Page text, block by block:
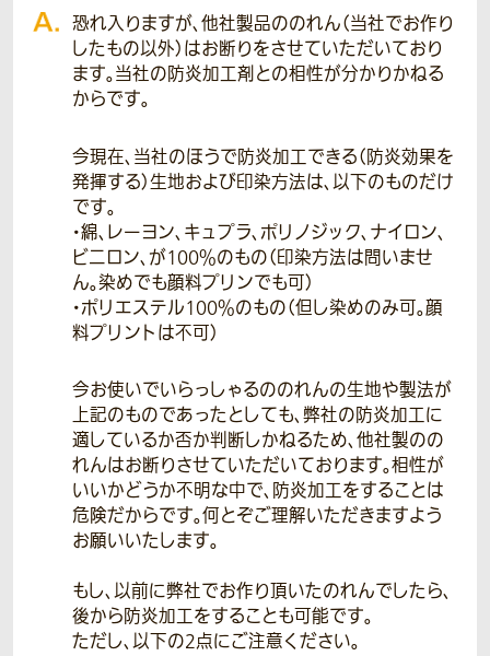
恐れ入りますが、他社製品ののれん（当社でお作り
したもの以外）はお断りをさせていただいており
ます。当社の防炎加工剤との相性が分かりかねる
からです。
今現在、当社のほうで防炎加工できる（防炎効果を
発揮する）生地および印染方法は、以下のものだけ
です。
・綿、レーヨン、キュプラ、ポリノジック、ナイロン、
ビニロン、が100％のもの（印染方法は問いませ
ん。染めでも顔料プリンでも可）
・ポリエステル100％のもの（但し染めのみ可。顔
料プリントは不可）
今お使いでいらっしゃるののれんの生地や製法が
上記のものであったとしても、弊社の防炎加工に
適しているか否か判断しかねるため、他社製のの
れんはお断りさせていただいております。相性が
いいかどうか不明な中で、防炎加工をすることは
危険だからです。何とぞご理解いただきますよう
お願いいたします。
もし、以前に弊社でお作り頂いたのれんでしたら、
後から防炎加工をすることも可能です。
ただし、以下の2点にご注意ください。